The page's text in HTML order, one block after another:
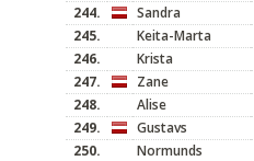
244.
Sandra
245.
Keita-Marta
246.
Krista
247.
Zane
248.
Alise
249.
Gustavs
250.
Normunds